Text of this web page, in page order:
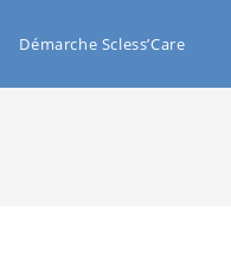
Démarche Scless’Care